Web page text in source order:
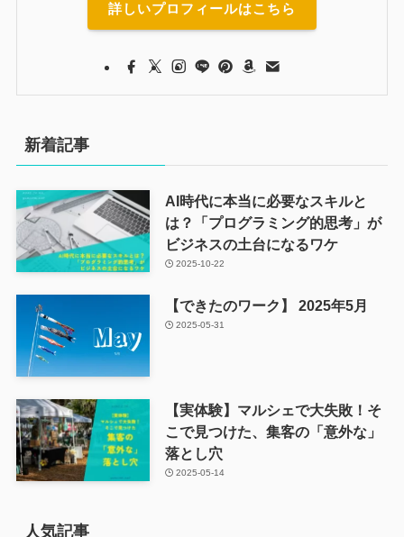
詳しいプロフィールはこちら
新着記事
AI時代に本当に必要なスキルと
は？「プログラミング的思考」が
ビジネスの土台になるワケ
2025-10-22
【できたのワーク】 2025年5月
2025-05-31
【実体験】マルシェで大失敗！そ
こで見つけた、集客の「意外な」
落とし穴
2025-05-14
人気記事